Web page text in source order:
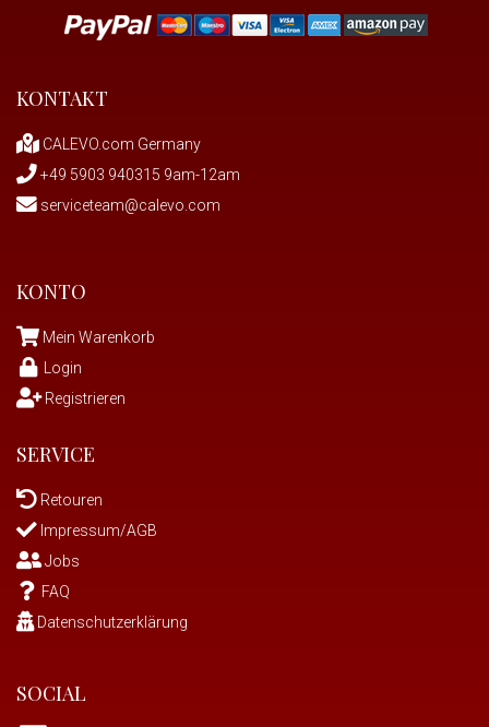
KONTAKT
CALEVO.com Germany
+49 5903 940315 9am-12am
serviceteam@calevo.com
KONTO
Mein Warenkorb
Login
Registrieren
SERVICE
Retouren
Impressum/AGB
Jobs
FAQ
Datenschutzerklärung
SOCIAL